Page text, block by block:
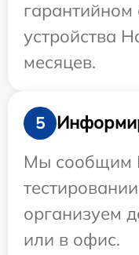
устройства
месяцев.
5
Мы сообщим
организуем
или в офис.